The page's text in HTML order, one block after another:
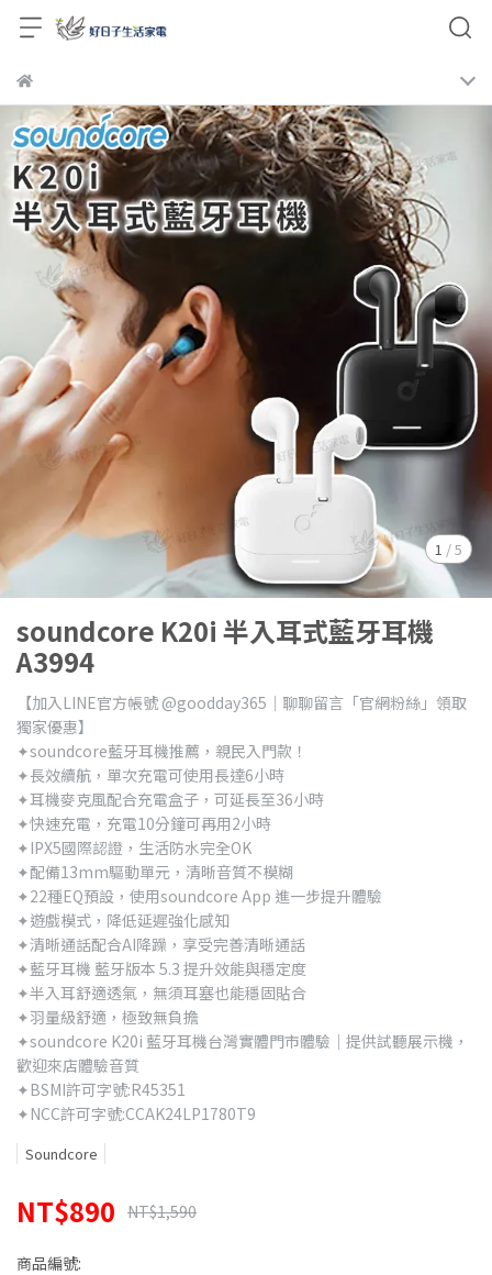
1 /5
soundcore K20i 半入耳式藍牙耳機
A3994
【加入LINE官方帳號 @goodday365｜聊聊留言「官網粉絲」領取
獨家優惠】
✦soundcore藍牙耳機推薦，親民入門款！
✦長效續航，單次充電可使用長達6小時
✦耳機麥克風配合充電盒子，可延長至36小時
✦快速充電，充電10分鐘可再用2小時
✦IPX5國際認證，生活防水完全OK
✦配備13mm驅動單元，清晰音質不模糊
✦22種EQ預設，使用soundcore App 進一步提升體驗
✦遊戲模式，降低延遲強化感知
✦清晰通話配合AI降躁，享受完善清晰通話
✦藍牙耳機 藍牙版本 5.3 提升效能與穩定度
✦半入耳舒適透氣，無須耳塞也能穩固貼合
✦羽量級舒適，極致無負擔
✦soundcore K20i 藍牙耳機台灣實體門市體驗｜提供試聽展示機，
歡迎來店體驗音質
✦BSMI許可字號:R45351
✦NCC許可字號:CCAK24LP1780T9
Soundcore
NT$890 NT$1,590
商品編號: